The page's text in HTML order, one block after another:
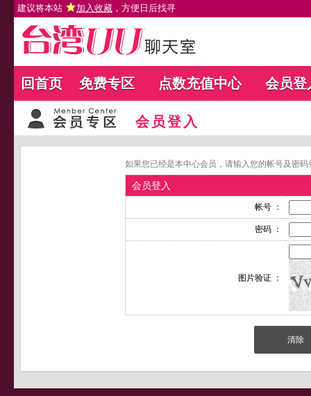
建议将本站 加入收藏 ，方便日后找寻
回首页 免费专区 点数充值中心 会员登
会员登入
如果您已经是本中心会员，请输入您的帐号及密
会员登入
帐号 ：
密码 ：
图片验证 ：